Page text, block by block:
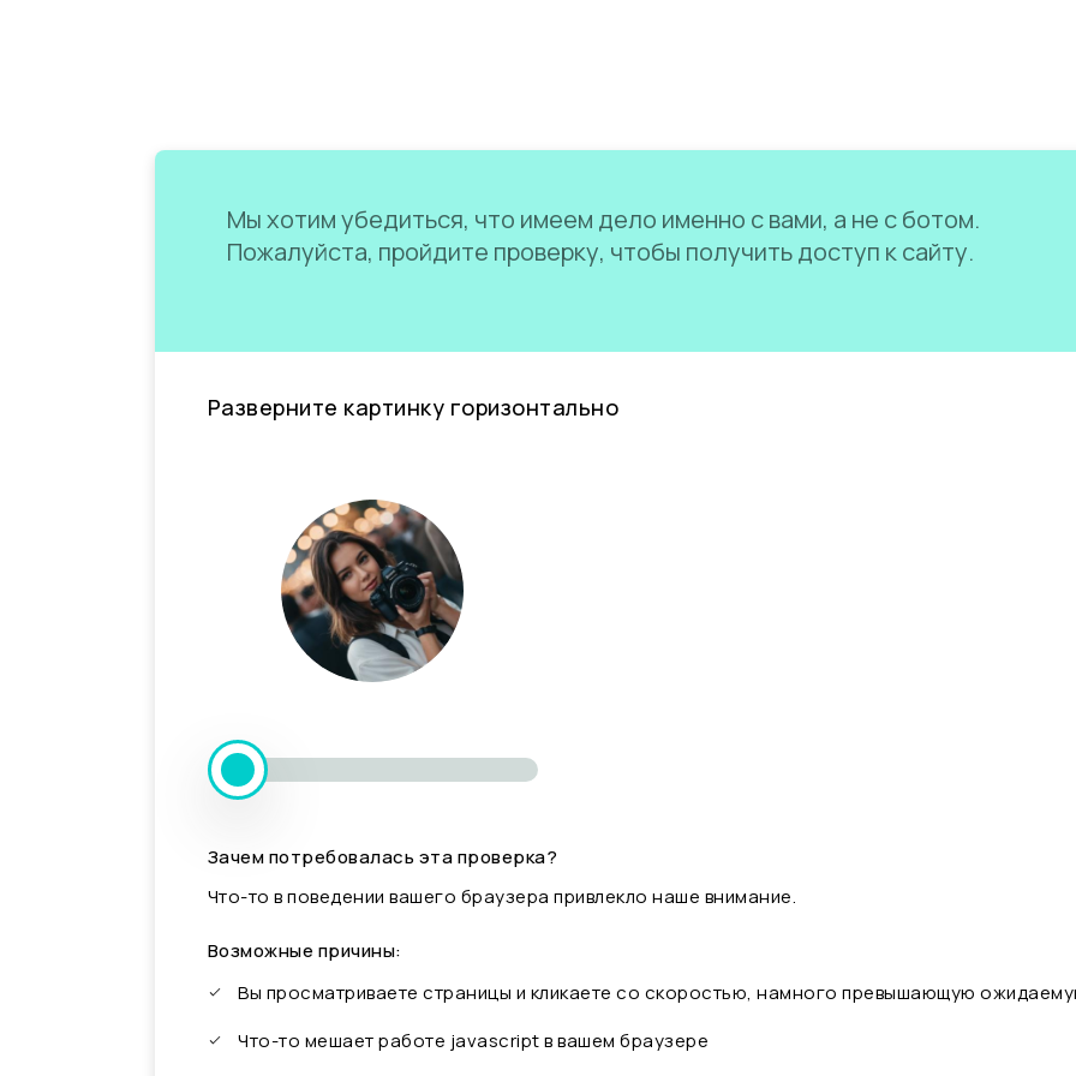
Мы хотим убедиться, что имеем дело именно с вами, а не с ботом.
Пожалуйста, пройдите проверку, чтобы получить доступ к сайту.
Разверните картинку горизонтально
Зачем потребовалась эта проверка?
Что-то в поведении вашего браузера привлекло наше внимание.
Возможные причины:
Вы просматриваете страницы и кликаете со скоростью, намного превышающую
Что-то мешает работе javascript в вашем браузере